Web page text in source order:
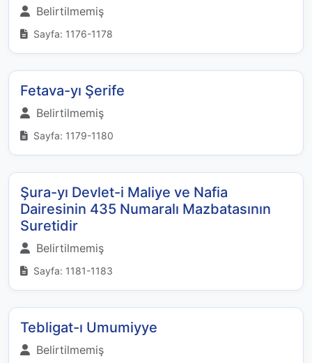
Belirtilmemiş
Sayfa: 1176-1178
Fetava-yı Şerife
Belirtilmemiş
Sayfa: 1179-1180
Şura-yı Devlet-i Maliye ve Nafia
Dairesinin 435 Numaralı Mazbatasının
Suretidir
Belirtilmemiş
Sayfa: 1181-1183
Tebligat-ı Umumiyye
Belirtilmemiş